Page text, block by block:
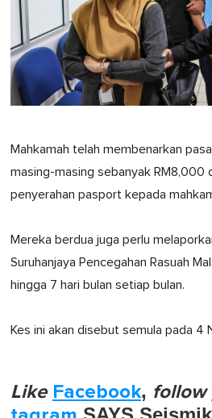
Mahkamah telah membenarkan
masing-masing sebanyak RM8,000
penyerahan pasport kepada
Mereka berdua juga perlu
Suruhanjaya Pencegahan Rasuah
hingga 7 hari bulan setiap bulan.
Kes ini akan disebut semula pada 4
Like Facebook, follow